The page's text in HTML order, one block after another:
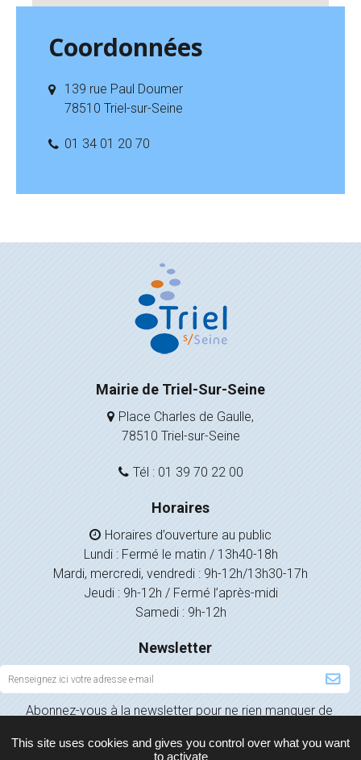
Coordonnées
139 rue Paul Doumer
78510 Triel-sur-Seine
01 34 01 20 70
Mairie de Triel-Sur-Seine
Place Charles de Gaulle,
78510 Triel-sur-Seine
Tél : 01 39 70 22 00
Horaires
Horaires d’ouverture au public
Lundi : Fermé le matin / 13h40-18h
Mardi, mercredi, vendredi : 9h-12h/13h30-17h
Jeudi : 9h-12h / Fermé l’après-midi
Samedi : 9h-12h
Newsletter
Inscription
à
la
Abonnez-vous à la newsletter pour ne rien manquer de
This site uses cookies and gives you control over what you want
to activate